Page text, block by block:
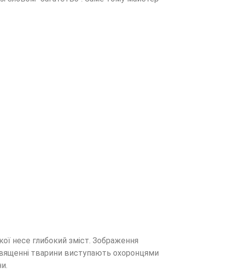
несе глибокий зміст. Зображення
тварини виступають охоронцями